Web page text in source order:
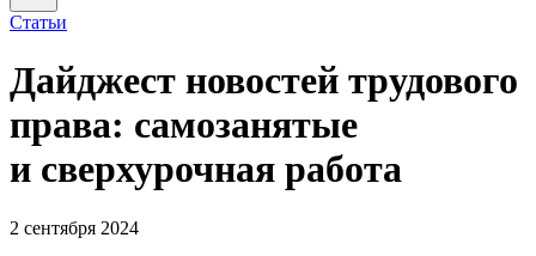
Статьи
Дайджест новостей трудового
права: самозанятые
и сверхурочная работа
2 сентября 2024